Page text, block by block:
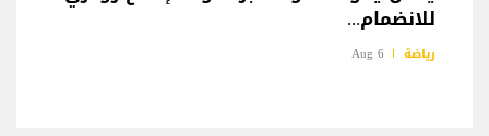
للانضمام...
رياضة 6 Aug